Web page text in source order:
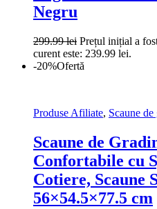
Negru
299.99lei Prețul inițial a
curent este: 239.99 lei.
-20%Ofertă
Produse Afiliate, Scaune de
Scaune de
Confortabile cu
Cotiere, Scaune
56×54.5×77.5 cm